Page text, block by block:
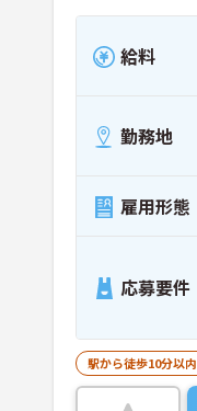
給料
勤務地
雇用形態
応募要件
駅から徒歩10分以内